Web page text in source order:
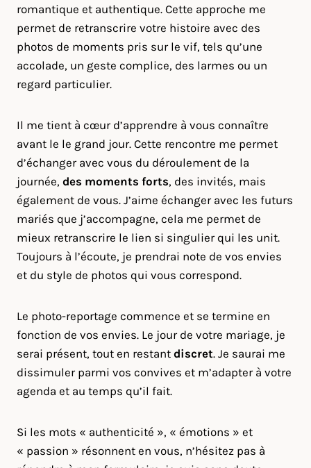
romantique et authentique. Cette approche me
permet de retranscrire votre histoire avec des
photos de moments pris sur le vif, tels qu’une
accolade, un geste complice, des larmes ou un
regard particulier.
Il me tient à cœur d’apprendre à vous connaître
avant le le grand jour. Cette rencontre me permet
d’échanger avec vous du déroulement de la
journée, des moments forts, des invités, mais
également de vous. J’aime échanger avec les futurs
mariés que j’accompagne, cela me permet de
mieux retranscrire le lien si singulier qui les unit.
Toujours à l’écoute, je prendrai note de vos envies
et du style de photos qui vous correspond.
Le photo-reportage commence et se termine en
fonction de vos envies. Le jour de votre mariage, je
serai présent, tout en restant discret. Je saurai me
dissimuler parmi vos convives et m’adapter à votre
agenda et au temps qu’il fait.
Si les mots « authenticité », « émotions » et
« passion » résonnent en vous, n’hésitez pas à